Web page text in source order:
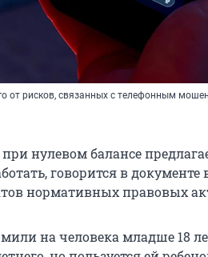
от рисков, связанных с телефонным
нулевом балансе
говорится в документе
нормативных правовых
на человека младше 18